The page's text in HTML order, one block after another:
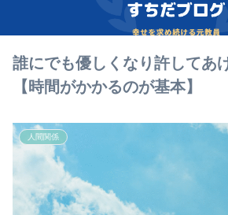
誰にでも優しくなり許してあ
【時間がかかるのが基本】
人間関係